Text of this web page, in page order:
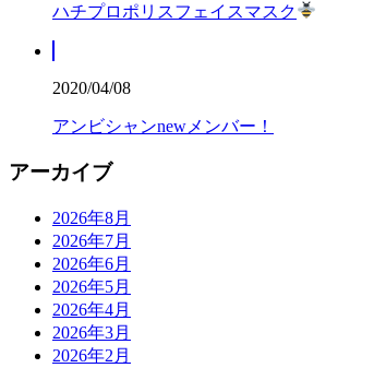
ハチプロポリスフェイスマスク
2020/04/08
アンビシャンnewメンバー！
アーカイブ
2026年8月
2026年7月
2026年6月
2026年5月
2026年4月
2026年3月
2026年2月